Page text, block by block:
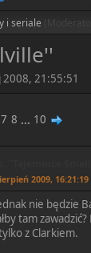
i seriale
2008, 21:55:51
7 8 ... 10
2009, 16:21:19
nie będzie
tam
z Clarkiem.